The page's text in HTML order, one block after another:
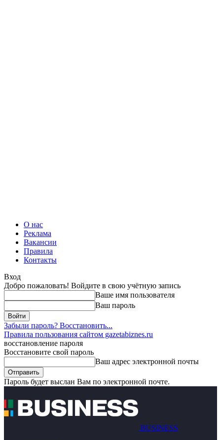
О нас
Реклама
Вакансии
Правила
Контакты
Вход
Добро пожаловать! Войдите в свою учётную запись
Ваше имя пользователя
Ваш пароль
Забыли пароль? Восстановить...
Правила пользования сайтом gazetabiznes.ru
восстановление пароля
Восстановите свой пароль
Ваш адрес электронной почты
Пароль будет выслан Вам по электронной почте.
BUSINESS